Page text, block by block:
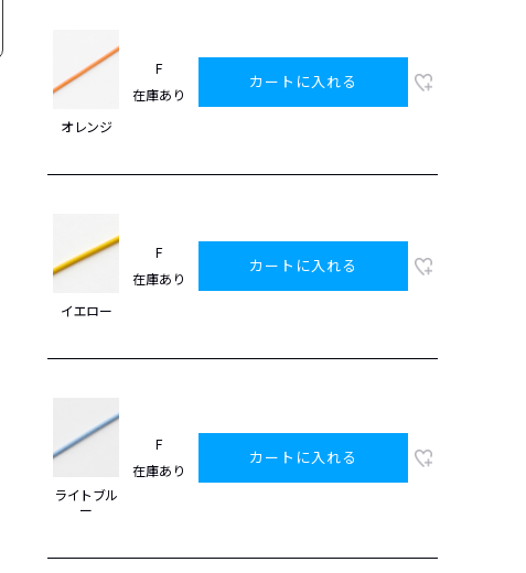
オレンジ
F
在庫あり
カートに入れる
イエロー
F
在庫あり
カートに入れる
ライトブル
ー
F
在庫あり
カートに入れる